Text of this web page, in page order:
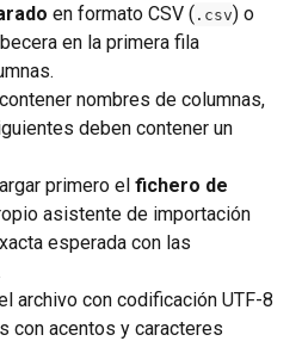
en formato CSV ( .csv) o
en la primera fila
nombres de columnas,
deben contener un
primero el fichero de
asistente de importación
esperada con las
archivo con codificación UTF-8
con acentos y caracteres